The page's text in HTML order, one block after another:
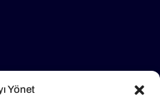
Yönet
34782, Çekmeköy/İstanbul